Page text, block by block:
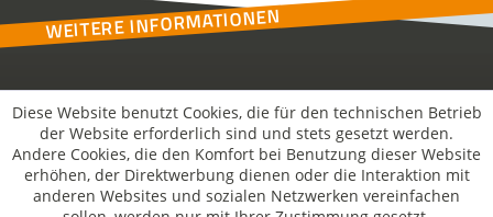
WEITERE INFORMATIONEN
Kontakt
MakroSolutions
Diese Website benutzt Cookies, die für den technischen Betrieb
der Website erforderlich sind und stets gesetzt werden.
Andere Cookies, die den Komfort bei Benutzung dieser Website
erhöhen, der Direktwerbung dienen oder die Interaktion mit
anderen Websites und sozialen Netzwerken vereinfachen